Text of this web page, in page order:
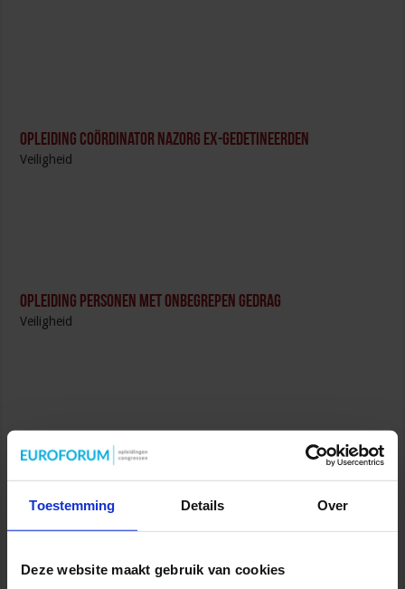
Toestemming Details Over
Deze website maakt gebruik van cookies
Opleiding Coördinator nazorg ex-gedetineerden
Veiligheid
Opleiding Personen met onbegrepen gedrag
Veiligheid
Opleiding Sociale Veiligheid in de Organisatie
Veiligheid